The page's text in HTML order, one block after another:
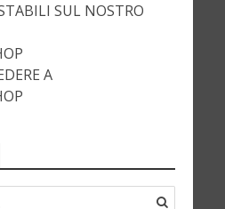
SUL NOSTRO
A